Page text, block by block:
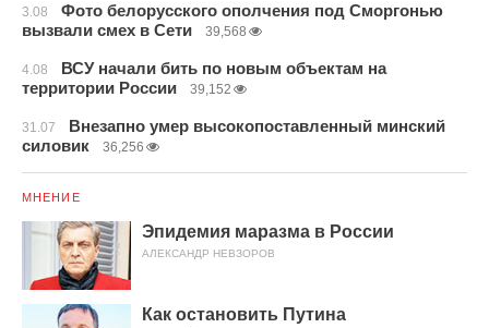
3.08
Фото белорусского ополчения под Сморгонью
вызвали смех в Сети
39,568
4.08
ВСУ начали бить по новым объектам на
территории России
39,152
31.07
Внезапно умер высокопоставленный минский
силовик
36,256
МНЕНИЕ
Эпидемия маразма в России
АЛЕКСАНДР НЕВЗОРОВ
Как остановить Путина